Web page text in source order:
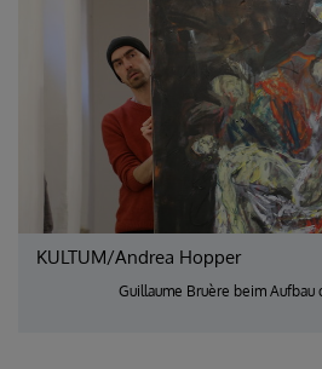
KULTUM/Andrea Hopper
Guillaume Bruère beim Aufbau